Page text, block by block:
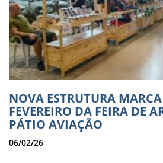
NOVA ESTRUTURA
FEVEREIRO DA FEIRA DE
PÁTIO AVIAÇÃO
06/02/26